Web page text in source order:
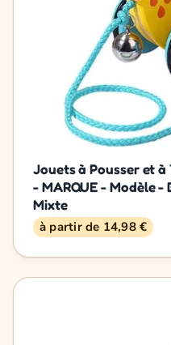
Jouets à Pousser et
- MARQUE - Modèle
Mixte
à partir de 14,98 €